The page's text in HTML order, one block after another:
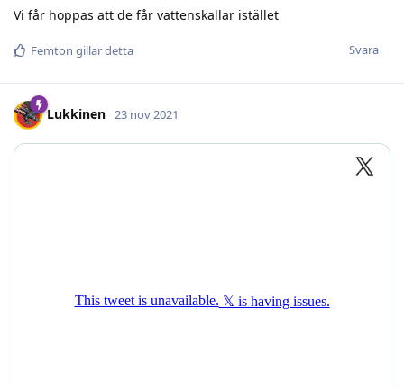
Vi får hoppas att de får vattenskallar istället
Svara
Femton gillar detta
Lukkinen 23 nov 2021